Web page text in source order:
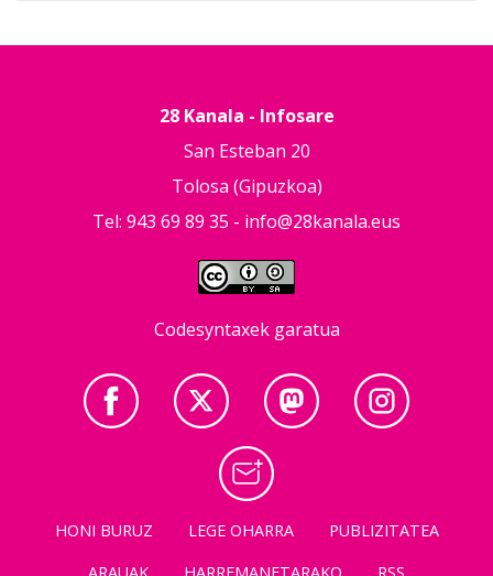
28 Kanala - Infosare
San Esteban 20
Tolosa (Gipuzkoa)
Tel: 943 69 89 35 - info@28kanala.eus
Codesyntaxek garatua
HONI BURUZ LEGE OHARRA
PUBLIZITATEA
ARAUAK
HARREMANETARAKO RSS